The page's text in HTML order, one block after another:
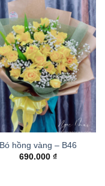
Bó hồng vàng – B46
690.000 ₫